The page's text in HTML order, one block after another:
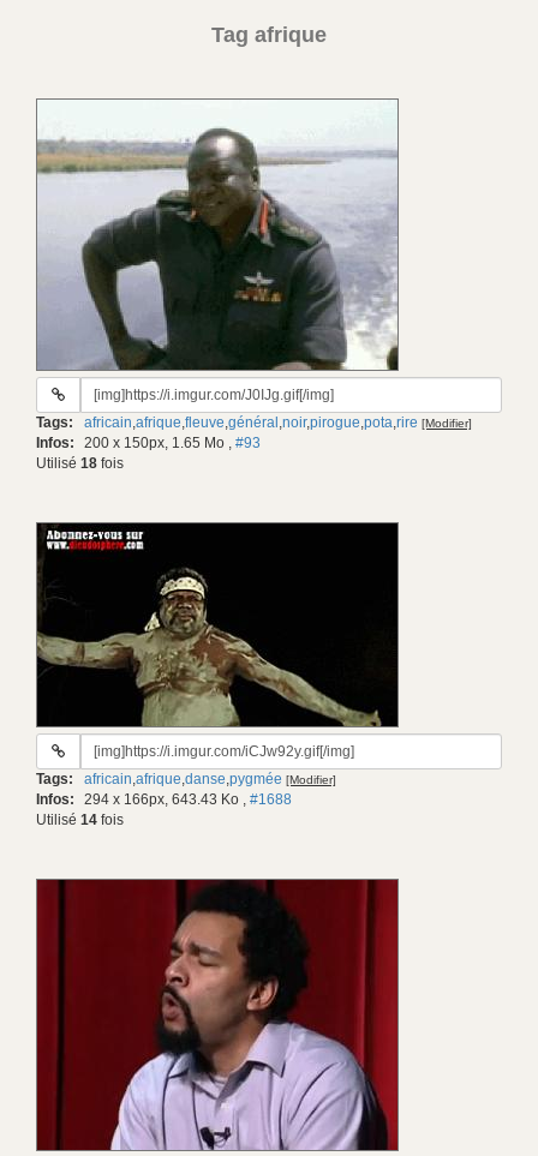
Tag afrique
URL
gif:
Tags: africain,afrique,fleuve,général ,noir,pirogue,pota,rire [Modifier]
Infos: 200 x 150px, 1.65 Mo , #93
Utilisé 18 fois
URL
gif:
Tags: africain,afrique,danse,pygmée [Modifier]
Infos: 294 x 166px, 643.43 Ko , #1688
Utilisé 14 fois